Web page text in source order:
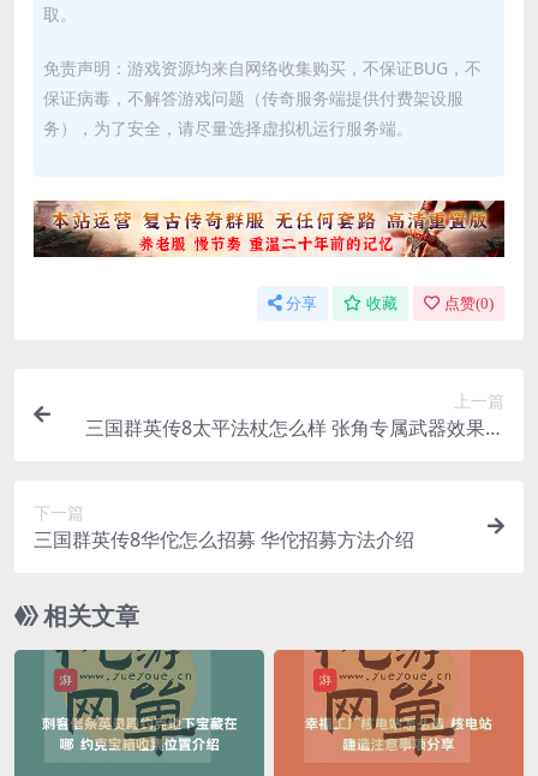
取。
免责声明：游戏资源均来自网络收集购买，不保证BUG，不
保证病毒，不解答游戏问题（传奇服务端提供付费架设服
务），为了安全，请尽量选择虚拟机运行服务端。
分享 收藏 点赞(0)
上一篇
三国群英传8太平法杖怎么样 张角专属武器效果一
下一篇
三国群英传8华佗怎么招募 华佗招募方法介绍
相关文章